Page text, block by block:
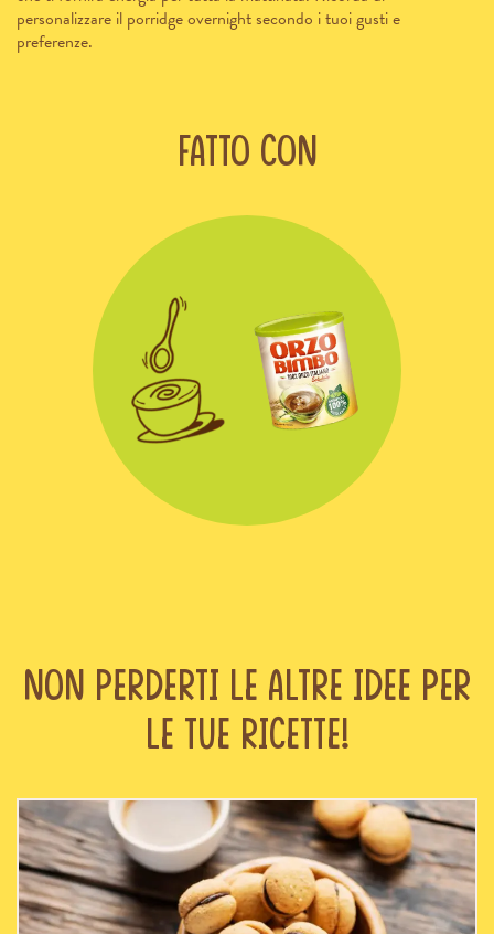
personalizzare il porridge overnight secondo i tuoi gusti e
preferenze.
Fatto con
Non perderti le altre idee per
le tue ricette!